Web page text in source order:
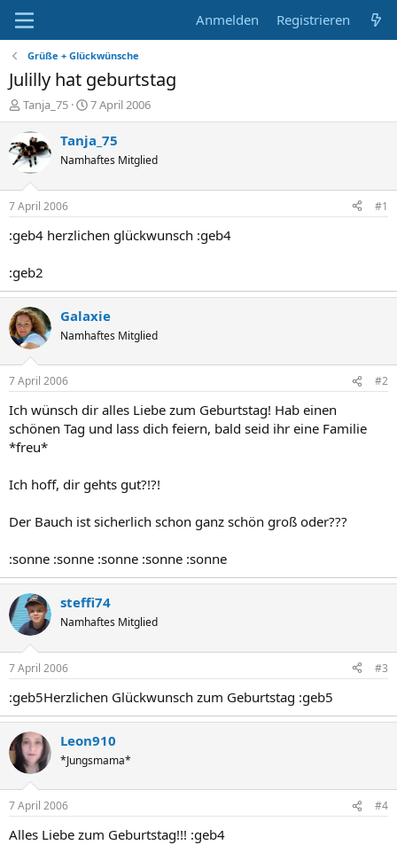
Anmelden Registrieren
Grüße + Glückwünsche
Julilly hat geburtstag
E
r
s
t
e
e
r
Tanja_75
E
r
s
e
t
a
7 April 2006
Tanja_75
Namhaftes Mitglied
7 April 2006 #1
:geb4 herzlichen glückwunsch :geb4
:geb2
Galaxie
Namhaftes Mitglied
7 April 2006 #2
Ich wünsch dir alles Liebe zum Geburtstag! Hab einen
schönen Tag und lass dich feiern, bald seid ihr eine Familie
*freu*
Ich hoff, dir gehts gut?!?!
Der Bauch ist sicherlich schon ganz schön groß oder???
:sonne :sonne :sonne :sonne :sonne
steffi74
Namhaftes Mitglied
7 April 2006 #3
:geb5Herzlichen Glückwunsch zum Geburtstag :geb5
Leon910
*Jungsmama*
7 April 2006 #4
Alles Liebe zum Geburtstag!!! :geb4